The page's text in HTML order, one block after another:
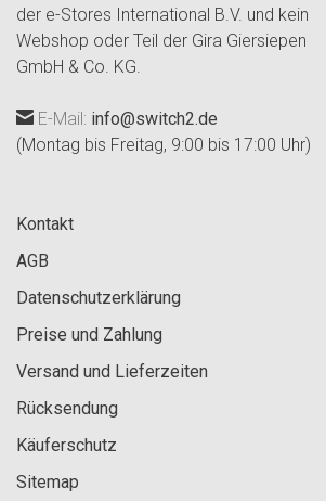
der e-Stores International B.V. und kein
Webshop oder Teil der Gira Giersiepen
GmbH & Co. KG.
E-Mail: info@switch2.de
(Montag bis Freitag, 9:00 bis 17:00 Uhr)
Kontakt
AGB
Datenschutzerklärung
Preise und Zahlung
Versand und Lieferzeiten
Rücksendung
Käuferschutz
Sitemap